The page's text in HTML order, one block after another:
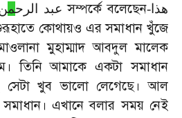
عبد الرحم সম্পর্কে বলেছেন- هذا
কোথায়ও এর সমাধান খুঁজে
মুহাম্মাদ আবদুল মালেক
তিনি আমাকে একটা সমাধান
সেটা খুব ভালো লেগেছে।
আল
সমাধান। এখানে বলার সময় নেই